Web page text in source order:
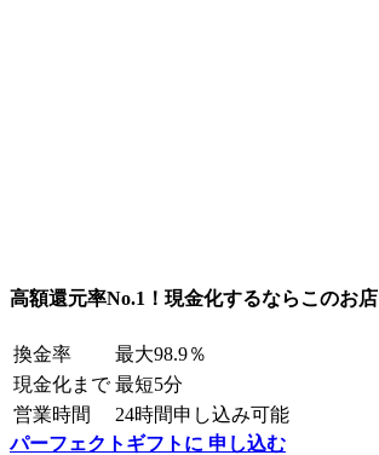
高額還元率No.1！現金化するならこのお店
換金率
最大98.9％
現金化まで 最短5分
営業時間
24時間申し込み可能
パーフェクトギフトに 申し込む